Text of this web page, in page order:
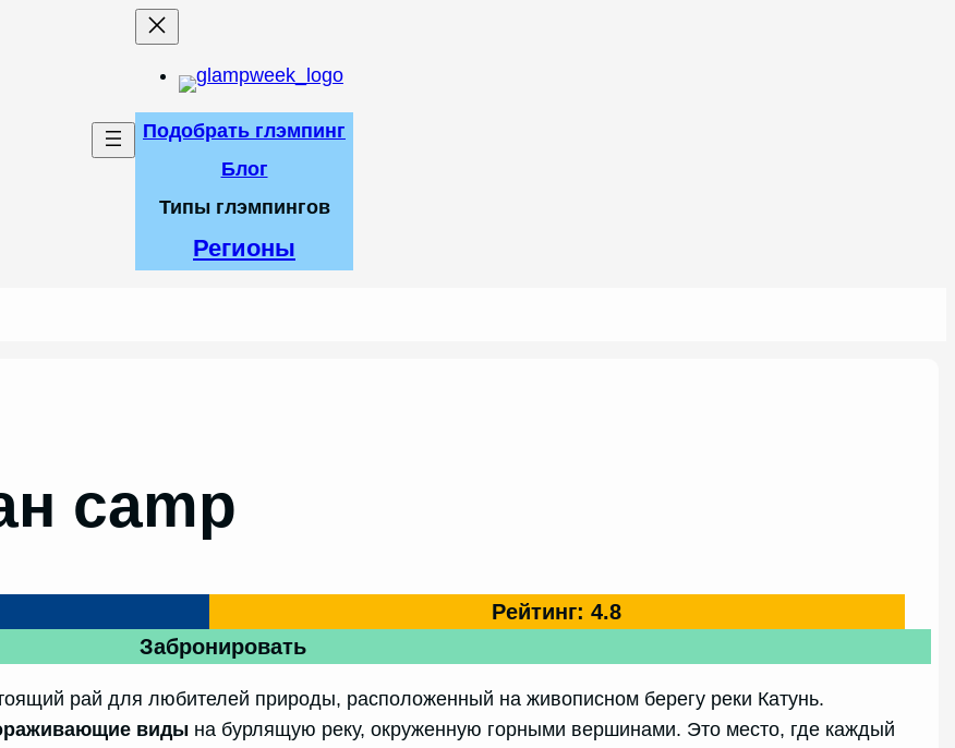
Подобрать глэмпинг
Блог
Типы глэмпингов
Регионы
camp
Рейтинг: 4.8
Забронировать
рай для любителей природы, расположенный на живописном берегу реки Катунь.
виды на бурлящую реку, окруженную горными вершинами. Это место, где каждый